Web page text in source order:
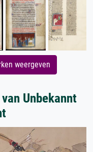
weergeven
Unbekannt